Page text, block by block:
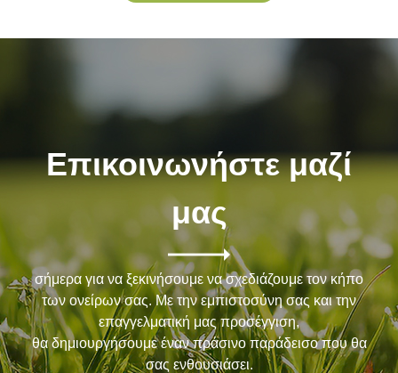
Επικοινωνήστε μαζί
μας
σήμερα για να ξεκινήσουμε να σχεδιάζουμε τον κήπο
των ονείρων σας. Με την εμπιστοσύνη σας και την
επαγγελματική μας προσέγγιση,
θα δημιουργήσουμε έναν πράσινο παράδεισο που θα
σας ενθουσιάσει.